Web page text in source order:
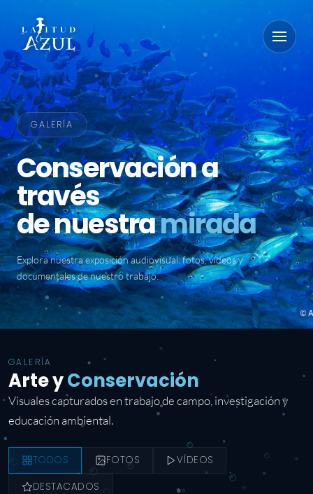
GALERÍA
Conservación a
través
de nuestramirada
Explora nuestra exposición audiovisual: fotos, vídeos y
documentales de nuestro trabajo.
GALERÍA
Arte yConservación
Visuales capturados en trabajo de campo, investigación y
educación ambiental.
TODOS FOTOS
VÍDEOS
DESTACADOS